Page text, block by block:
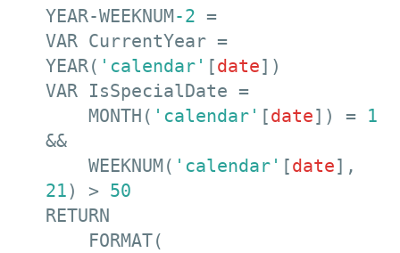
YEAR-WEEKNUM-2 =
VAR CurrentYear =
YEAR( 'calendar' [date])
VAR IsSpecialDate =
    MONTH(
'calendar' [date]) = 1
&&
    WEEKNUM(
'calendar' [date
21) > 50
RETURN